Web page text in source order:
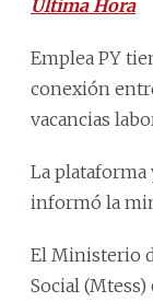
Última Hora
Emplea PY
conexión
vacancias
La plataforma
informó la
El Ministerio
Social